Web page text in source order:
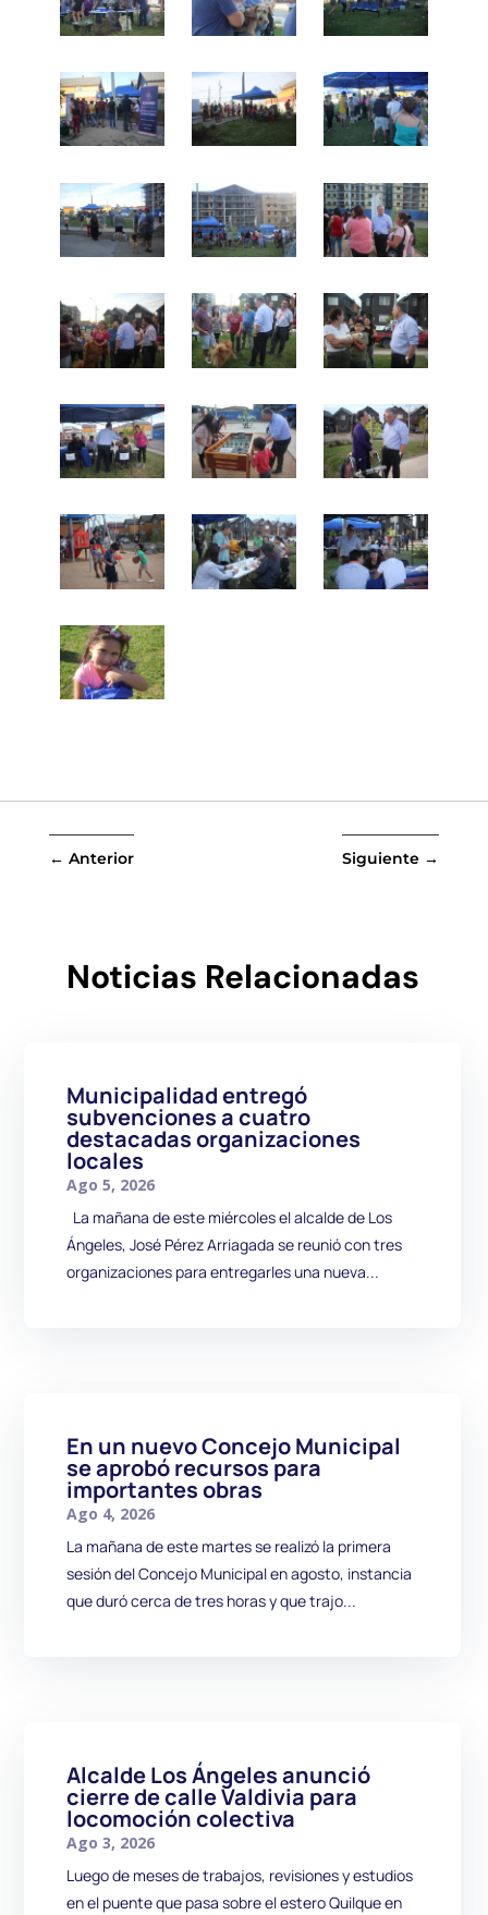
← Anterior Siguiente →
Noticias Relacionadas
Municipalidad entregó
subvenciones a cuatro
destacadas organizaciones
locales
Ago 5, 2026
La mañana de este miércoles el alcalde de Los
Ángeles, José Pérez Arriagada se reunió con tres
organizaciones para entregarles una nueva...
En un nuevo Concejo Municipal
se aprobó recursos para
importantes obras
Ago 4, 2026
La mañana de este martes se realizó la primera
sesión del Concejo Municipal en agosto, instancia
que duró cerca de tres horas y que trajo...
Alcalde Los Ángeles anunció
cierre de calle Valdivia para
locomoción colectiva
Ago 3, 2026
Luego de meses de trabajos, revisiones y estudios
en el puente que pasa sobre el estero Quilque en